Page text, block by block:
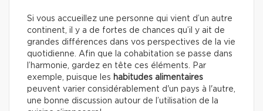
Si vous accueillez une personne qui vient d’un autre
continent, il y a de fortes de chances qu’il y ait de
grandes différences dans vos perspectives de la vie
quotidienne. Afin que la cohabitation se passe dans
l’harmonie, gardez en tête ces éléments. Par
exemple, puisque les habitudes alimentaires
peuvent varier considérablement d'un pays à l'autre,
une bonne discussion autour de l’utilisation de la